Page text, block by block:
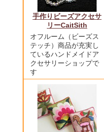
手作りビーズアクセサ
リーCaitSith
オフルーム（ビーズス
テッチ）商品が充実し
ているハンドメイドア
クセサリーショップで
す